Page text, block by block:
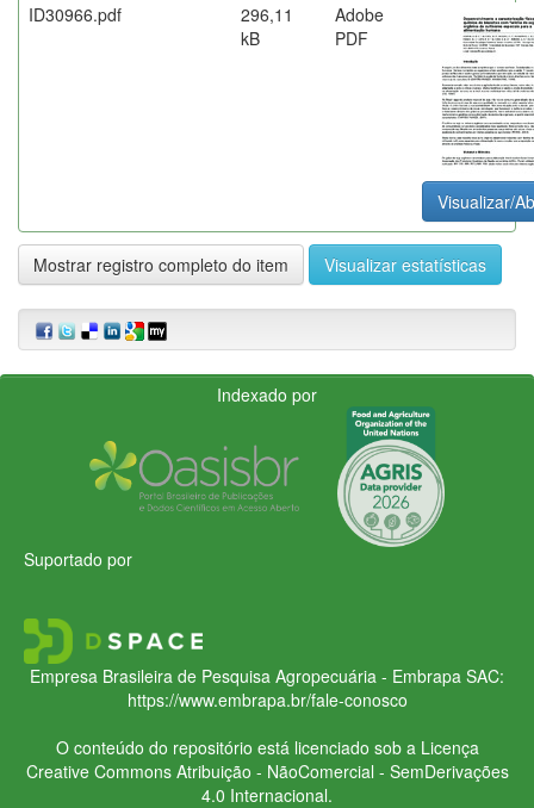
ID30966.pdf
296,11
kB
Adobe
PDF
Visualizar/
Mostrar registro completo do item Visualizar estatísticas
Indexado por
Suportado por
Empresa Brasileira de Pesquisa Agropecuária - Embrapa SAC:
https://www.embrapa.br/fale-conosco
O conteúdo do repositório está licenciado sob a Licença
Creative CommonsAtribuição - NãoComercial - SemDerivações
4.0 Internacional.